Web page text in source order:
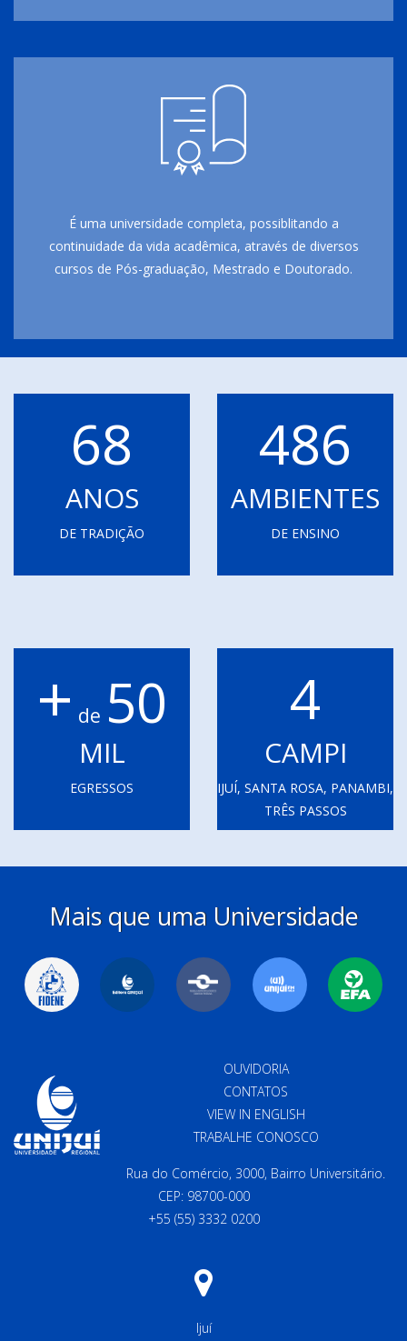
É uma universidade completa, possiblitando a
continuidade da vida acadêmica, através de diversos
cursos de Pós-graduação, Mestrado e Doutorado.
68
ANOS
DE TRADIÇÃO
486
AMBIENTES
DE ENSINO
+ de 50
MIL
EGRESSOS
4
CAMPI
IJUÍ, SANTA ROSA, PANAMBI,
TRÊS PASSOS
Mais que uma Universidade
OUVIDORIA
CONTATOS
VIEW IN ENGLISH
TRABALHE CONOSCO
Rua do Comércio, 3000, Bairro Universitário.
CEP: 98700-000
+55 (55) 3332 0200
Ijuí